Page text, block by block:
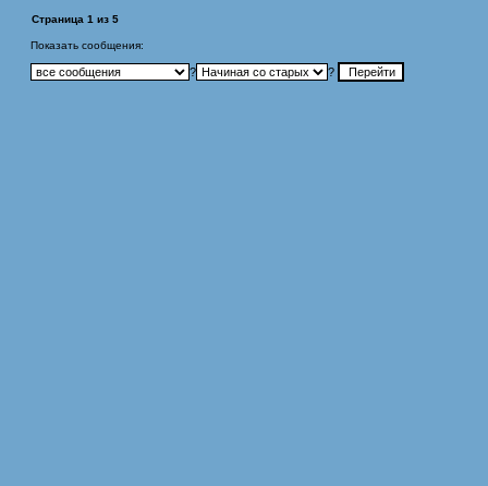
Страница 1 из 5
Показать сообщения:
? ?